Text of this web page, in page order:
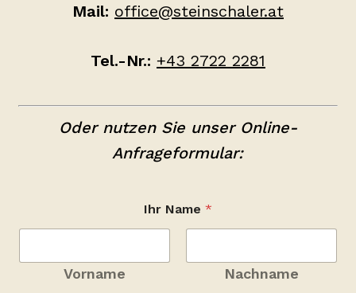
Mail: office@steinschaler.at
Tel.-Nr.: +43 2722 2281
Oder nutzen Sie unser Online-
Anfrageformular:
Ihr Name *
Vorname
Nachname